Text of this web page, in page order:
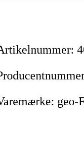
:
: geo-